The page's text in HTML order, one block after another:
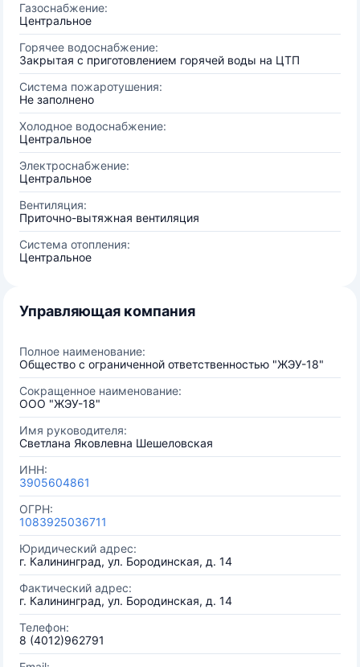
Газоснабжение:
Центральное
Горячее водоснабжение:
Закрытая с приготовлением горячей воды на ЦТП
Система пожаротушения:
Не заполнено
Холодное водоснабжение:
Центральное
Электроснабжение:
Центральное
Вентиляция:
Приточно-вытяжная вентиляция
Система отопления:
Центральное
Управляющая компания
Полное наименование:
Общество с ограниченной ответственностью "ЖЭУ-18"
Сокращенное наименование:
ООО "ЖЭУ-18"
Имя руководителя:
Светлана Яковлевна Шешеловская
ИНН:
3905604861
ОГРН:
1083925036711
Юридический адрес:
г. Калининград, ул. Бородинская, д. 14
Фактический адрес:
г. Калининград, ул. Бородинская, д. 14
Телефон:
8 (4012)962791